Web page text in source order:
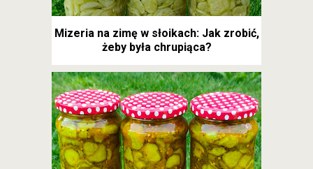
Mizeria na zimę w słoikach: Jak zrobić,
żeby była chrupiąca?